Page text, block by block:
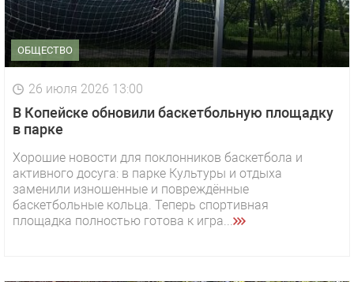
ОБЩЕСТВО
26 июля 2026 13:00
В Копейске обновили баскетбольную площадку
в парке
Хорошие новости для поклонников баскетбола и
активного досуга: в парке Культуры и отдыха
заменили изношенные и повреждённые
баскетбольные кольца. Теперь спортивная
площадка полностью готова к игра...